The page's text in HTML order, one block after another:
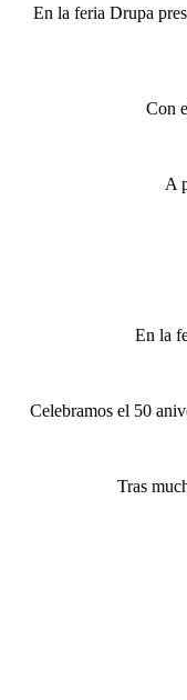
En la feria Drupa
Con
A
En la
Celebramos el 50
Tras